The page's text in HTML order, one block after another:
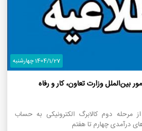
1404/1/27 چهارشنبه
بین‌الملل وزارت تعاون، کار و رفاه
از مرحله دوم کالابرگ الکترونیکی به حساب
درآمدی چهارم تا هفتم